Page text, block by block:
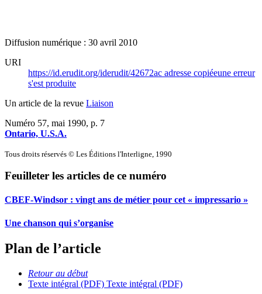
Diffusion numérique : 30 avril 2010
URI
https://id.erudit.org/iderudit/42672ac adresse copiéeune erreur
s'est produite
Un article de la revue Liaison
Numéro 57, mai 1990, p. 7
Ontario, U.S.A.
Tous droits réservés © Les Éditions l'Interligne, 1990
Feuilleter les articles de ce numéro
CBEF-Windsor : vingt ans de métier pour cet « impressario »
Une chanson qui s’organise
Plan de l’article
Retour au début
Texte intégral (PDF) Texte intégral (PDF)